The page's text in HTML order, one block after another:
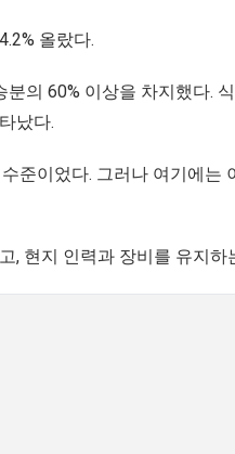
올랐다.
의 60% 이상을 차지했다.
났다.
준이었다. 그러나 여기에
, 현지 인력과 장비를 유지